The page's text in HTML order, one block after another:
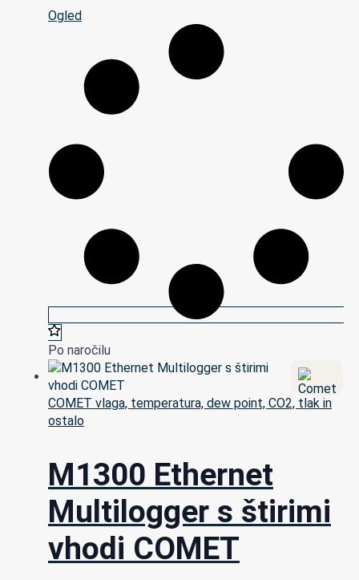
Ogled
Po naročilu
COMET vlaga, temperatura, dew point, CO2, tlak in
ostalo
M1300 Ethernet
Multilogger s štirimi
vhodi COMET